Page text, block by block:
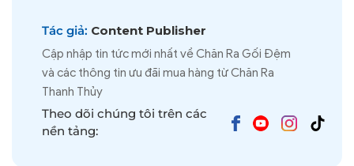
Tác giả: Content Publisher
Cập nhập tin tức mới nhất về Chăn Ra Gối Đệm
và các thông tin ưu đãi mua hàng từ Chăn Ra
Thanh Thủy
Theo dõi chúng tôi trên các
nền tảng: